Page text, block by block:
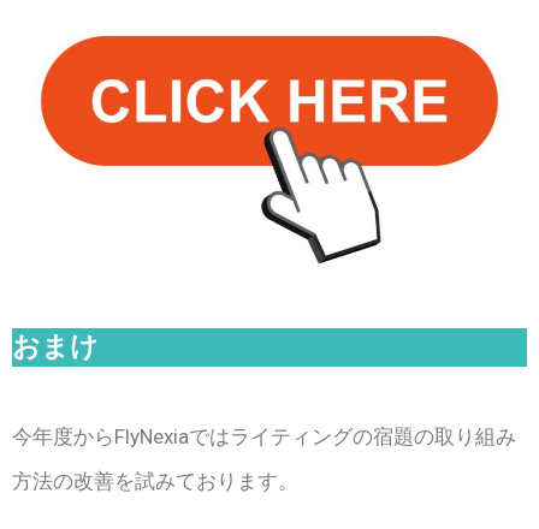
おまけ
今年度からFlyNexiaではライティングの宿題の取り組み
方法の改善を試みております。